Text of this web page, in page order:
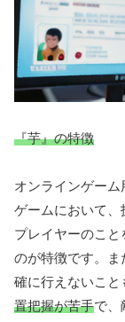
『芋』の特徴
オンラインゲー
ゲームにおいて
プレイヤーのこと
のが特徴です。ま
確に行えないこと
置把握が苦手で、